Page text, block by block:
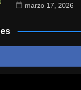
marzo 17, 2026